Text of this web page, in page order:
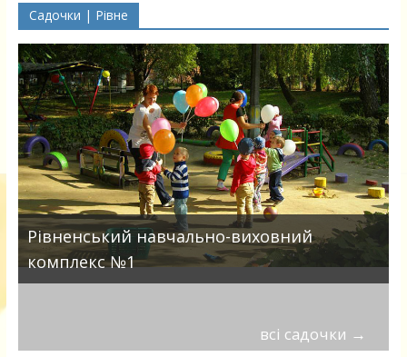
Садочки | Рівне
Рівненський навчально-виховний
комплекс №1
всі садочки →